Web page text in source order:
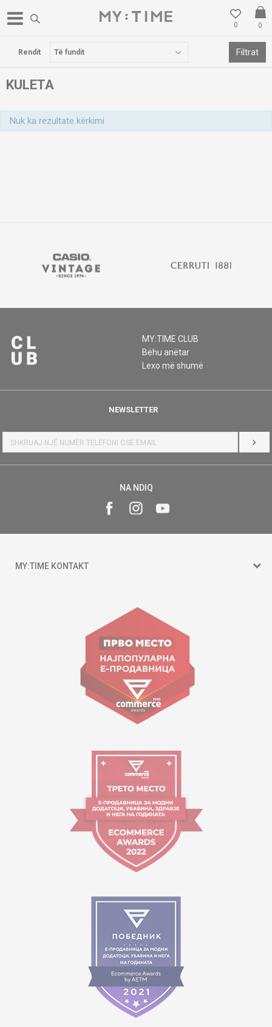
0
0
POSTA FALAS PËR BLERJE MBI 3000 DENARË
KULETA
Rendit Filtrat
Nuk ka rezultate kërkimi
MY:TIME CLUB
Bëhu anëtar
Lexo më shumë
NEWSLETTER
HYR
NA NDIQ
MY:TIME KONTAKT
Goce Nikolovski 74 Shkup
contact@mytime.mk
Orari i punës:
09:00 - 17:00